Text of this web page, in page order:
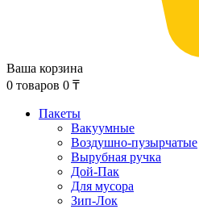
Ваша корзина
0 товаров 0 ₸
Пакеты
Вакуумные
Воздушно-пузырчатые
Вырубная ручка
Дой-Пак
Для мусора
Зип-Лок